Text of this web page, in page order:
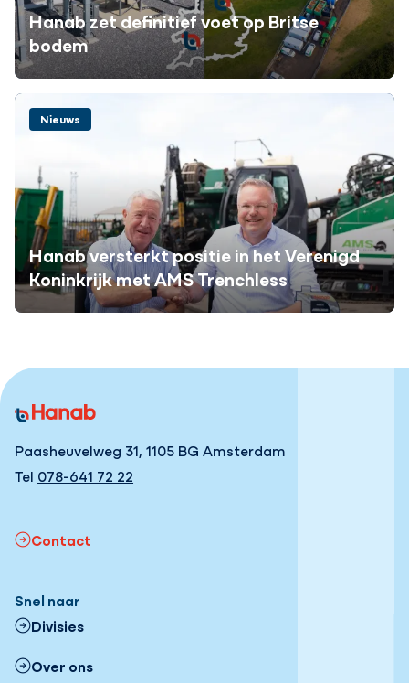
Hanab zet definitief voet op Britse
bodem
Hanab versterkt positie in het Verenigd
Koninkrijk met AMS Trenchless
Nieuws
Paasheuvelweg 31, 1105 BG Amsterdam
Tel 078-641 72 22
Contact
Snel naar
Divisies
Over ons